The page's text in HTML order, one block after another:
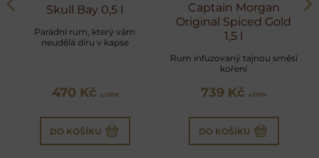
Skull Bay 0,5 l
Parádní rum, který vám
neudělá díru v kapse
470 Kč s DPH
DO KOŠÍKU
Captain Morgan
Original Spiced Gold
1,5 l
Rum infuzovaný tajnou směsí
koření
739 Kč s DPH
DO KOŠÍKU